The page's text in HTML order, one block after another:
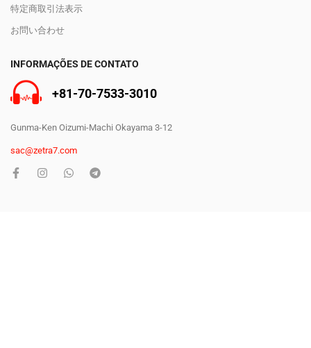
特定商取引法表示
お問い合わせ
INFORMAÇÕES DE CONTATO
+81-70-7533-3010
Gunma-Ken Oizumi-Machi Okayama 3-12
sac@zetra7.com